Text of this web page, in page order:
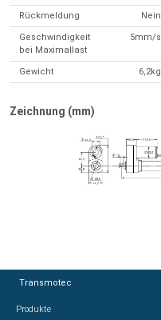
Rückmeldung Nein
Geschwindigkeit
bei Maximallast
5mm/s
Gewicht 6,2kg
Zeichnung (mm)
Transmotec
Produkte
Transmotec
Produkte